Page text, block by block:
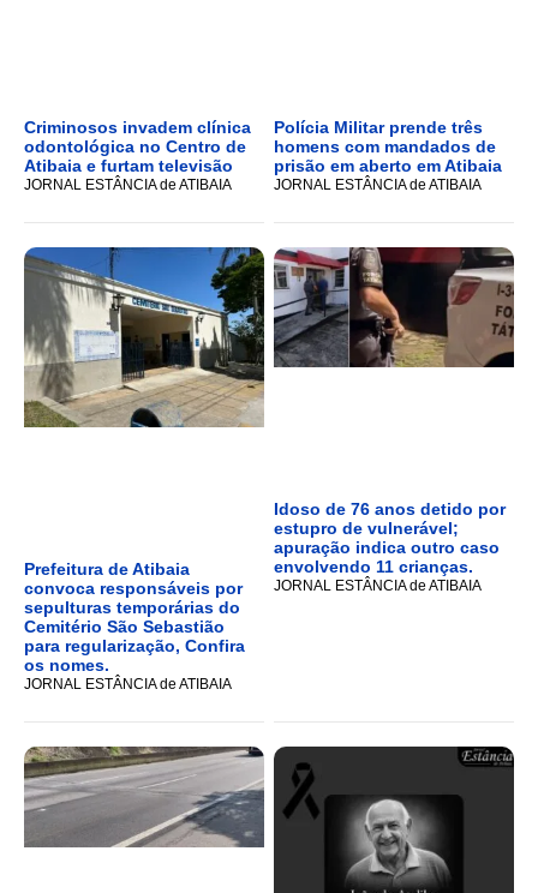
Criminosos invadem clínica
odontológica no Centro de
Atibaia e furtam televisão
JORNAL ESTÂNCIA de ATIBAIA
Polícia Militar prende três
homens com mandados de
prisão em aberto em Atibaia
JORNAL ESTÂNCIA de ATIBAIA
Prefeitura de Atibaia
convoca responsáveis por
sepulturas temporárias do
Cemitério São Sebastião
para regularização, Confira
os nomes.
JORNAL ESTÂNCIA de ATIBAIA
Idoso de 76 anos detido por
estupro de vulnerável;
apuração indica outro caso
envolvendo 11 crianças.
JORNAL ESTÂNCIA de ATIBAIA